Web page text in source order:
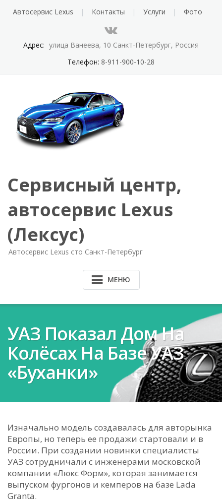
Автосервис Lexus Контакты Услуги Фото
Адрес: улица Ванеева, 10 Санкт-Петербург, Россия
Телефон: 8-911-900-10-28
Сервисный центр,
автосервис Lexus
(Лексус)
Автосервис Lexus сто Санкт-Петербург
МЕНЮ
УАЗ Показал Дом На
Колёсах На Базе УАЗ
«Буханки»
Изначально модель создавалась для авторынка
Европы, но теперь ее продажи стартовали и в
России. При создании новинки специалисты
УАЗ сотрудничали с инженерами московской
компании «Люкс Форм», которая занимается
выпуском фургонов и кемперов на базе Lada
Granta.